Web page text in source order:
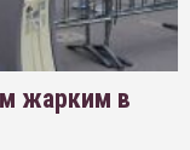
жарким в